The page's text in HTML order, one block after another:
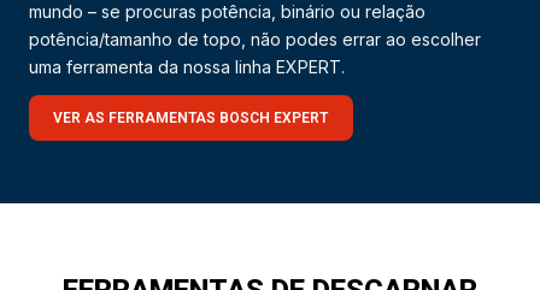
mundo – se procuras potência, binário ou relação
potência/tamanho de topo, não podes errar ao escolher
uma ferramenta da nossa linha EXPERT.
VER AS FERRAMENTAS BOSCH EXPERT